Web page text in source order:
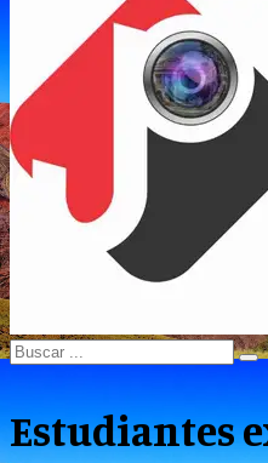
Search
for:
Estudiantes